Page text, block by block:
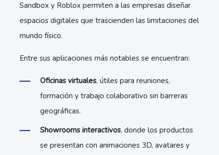
Sandbox y Roblox permiten a las empresas diseñar
espacios digitales que trascienden las limitaciones del
mundo físico.
Entre sus aplicaciones más notables se encuentran:
Oficinas virtuales, útiles para reuniones,
formación y trabajo colaborativo sin barreras
geográficas.
Showrooms interactivos, donde los productos
se presentan con animaciones 3D, avatares y